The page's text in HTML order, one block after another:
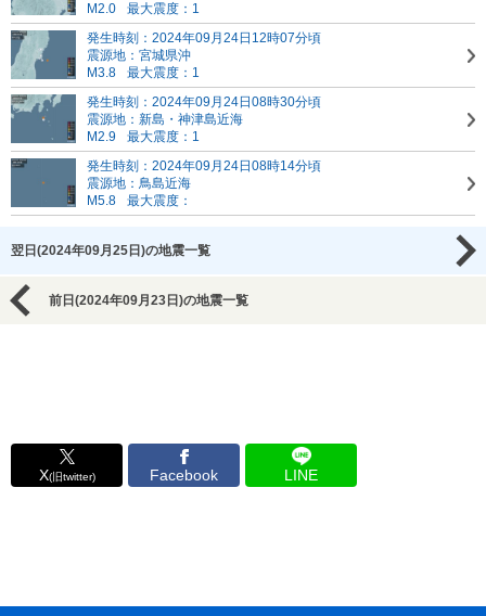
M2.0
最大震度：1
発生時刻：2024年09月24日12時07分頃
震源地：宮城県沖
M3.8
最大震度：1
発生時刻：2024年09月24日08時30分頃
震源地：新島・神津島近海
M2.9
最大震度：1
発生時刻：2024年09月24日08時14分頃
震源地：鳥島近海
M5.8
最大震度：
翌日(2024年09月25日)の地震一覧
前日(2024年09月23日)の地震一覧
X(旧twitter) Facebook LINE